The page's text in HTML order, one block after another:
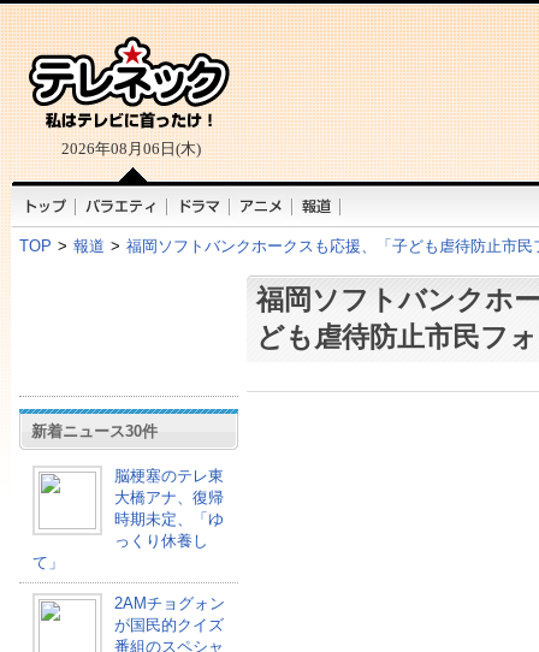
2026年08月06日(木)
TOP > 報道 > 福岡ソフトバンクホークスも応援、「子ども虐待防止市民
新着ニュース30件
脳梗塞のテレ東
大橋アナ、復帰
時期未定、「ゆ
っくり休養し
て」
2AMチョグォン
が国民的クイズ
番組のスペシャ
福岡ソフトバンクホ
ども虐待防止市民フ